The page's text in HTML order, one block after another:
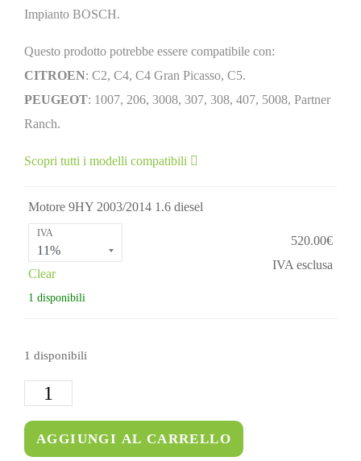
Impianto BOSCH.
Questo prodotto potrebbe essere compatibile con:
CITROEN: C2, C4, C4 Gran Picasso, C5.
PEUGEOT: 1007, 206, 3008, 307, 308, 407, 5008, Partner
Ranch.
Scopri tutti i modelli compatibili
Motore 9HY 2003/2014 1.6 diesel
IVA
Clear
1 disponibili
520.00€
IVA esclusa
1 disponibili
AGGIUNGI AL CARRELLO